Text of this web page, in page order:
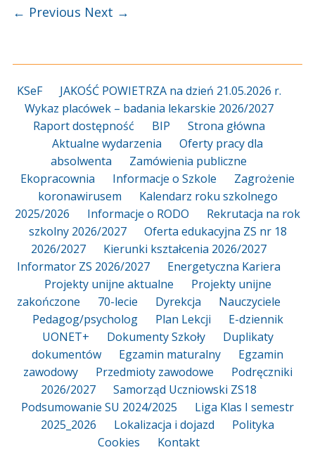
← Previous Next →
KSeF
JAKOŚĆ POWIETRZA na dzień 21.05.2026 r.
Wykaz placówek – badania lekarskie 2026/2027
Raport dostępność
BIP
Strona główna
Aktualne wydarzenia
Oferty pracy dla
absolwenta
Zamówienia publiczne
Ekopracownia
Informacje o Szkole
Zagrożenie
koronawirusem
Kalendarz roku szkolnego
2025/2026
Informacje o RODO
Rekrutacja na rok
szkolny 2026/2027
Oferta edukacyjna ZS nr 18
2026/2027
Kierunki kształcenia 2026/2027
Informator ZS 2026/2027
Energetyczna Kariera
Projekty unijne aktualne
Projekty unijne
zakończone
70-lecie Dyrekcja
Nauczyciele
Pedagog/psycholog
Plan Lekcji
E-dziennik
UONET+
Dokumenty Szkoły
Duplikaty
dokumentów
Egzamin maturalny
Egzamin
zawodowy
Przedmioty zawodowe
Podręczniki
2026/2027
Samorząd Uczniowski ZS18
Podsumowanie SU 2024/2025
Liga Klas I semestr
2025_2026
Lokalizacja i dojazd
Polityka
Cookies
Kontakt